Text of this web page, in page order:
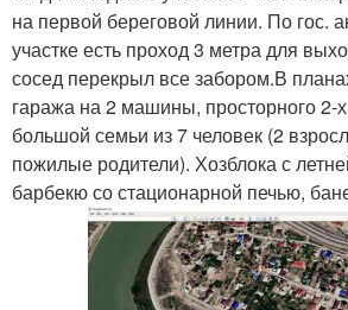
на первой береговой линии. По гос.
участке есть проход 3 метра для
сосед перекрыл все забором.В
гаража на 2 машины, просторного 2-
большой семьи из 7 человек (2
пожилые родители). Хозблока с
барбекю со стационарной печью,